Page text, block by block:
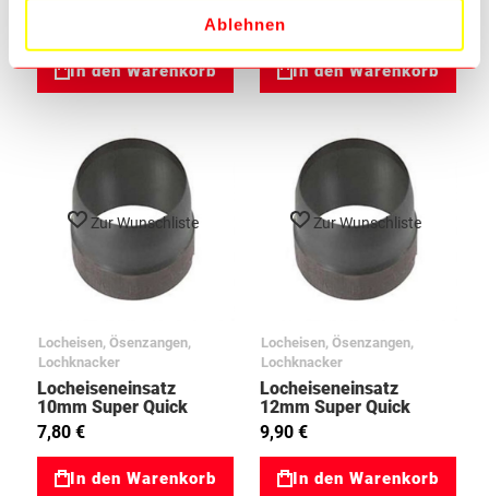
Ablehnen
In den Warenkorb
7,50 €
In den Warenkorb
Zur Wunschliste
Locheisen, Ösenzangen,
Lochknacker
Locheiseneinsatz
10mm Super Quick
97594283
7,80 €
In den Warenkorb
Zur Wunschliste
Locheisen, Ösenzangen,
Lochknacker
Locheiseneinsatz
12mm Super Quick
97594291
9,90 €
In den Warenkorb